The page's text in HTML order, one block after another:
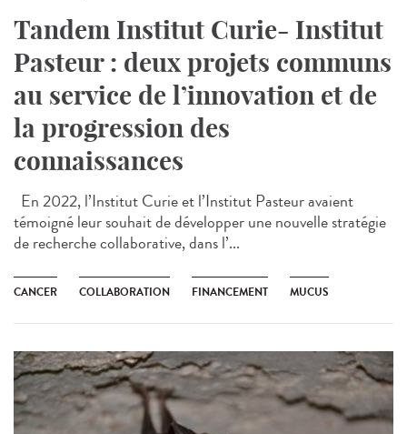
Tandem Institut Curie- Institut
Pasteur : deux projets communs
au service de l’innovation et de
la progression des
connaissances
En 2022, l’Institut Curie et l’Institut Pasteur avaient
témoigné leur souhait de développer une nouvelle stratégie
de recherche collaborative, dans l’...
CANCER COLLABORATION FINANCEMENT MUCUS